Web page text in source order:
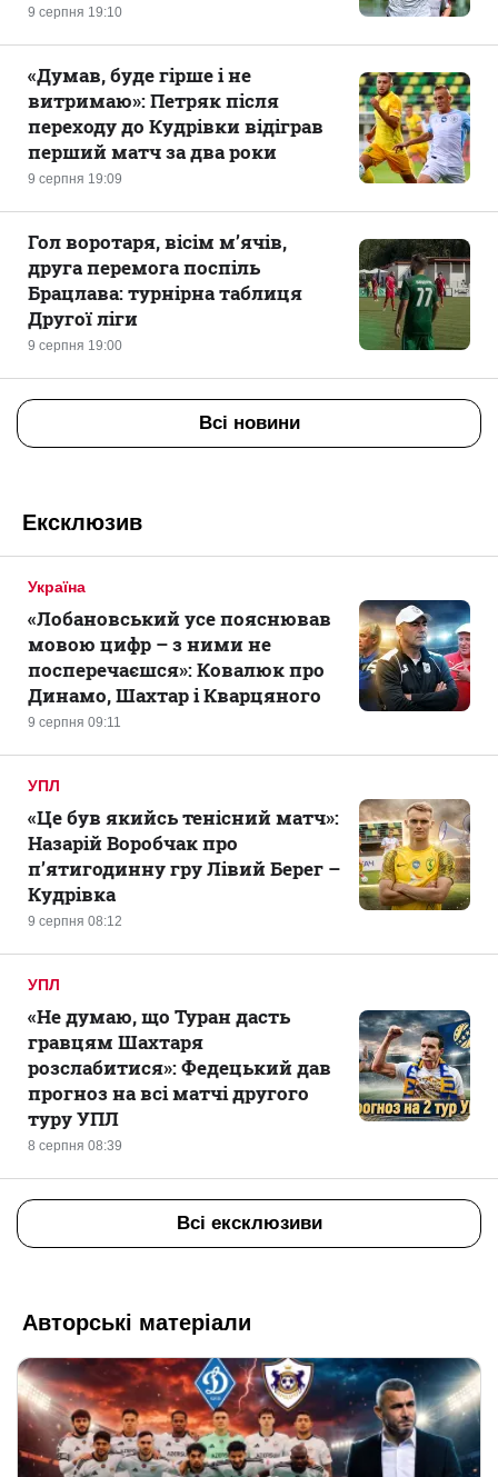
9 серпня 19:10
9 серпня 19:09
«Думав, буде гірше і не
витримаю»: Петряк після
переходу до Кудрівки відіграв
перший матч за два роки
9 серпня 19:00
Гол воротаря, вісім м’ячів,
друга перемога поспіль
Брацлава: турнірна таблиця
Другої ліги
Всі новини
Ексклюзив
Україна
9 серпня 09:11
«Лобановський усе пояснював
мовою цифр – з ними не
посперечаєшся»: Ковалюк про
Динамо, Шахтар і Кварцяного
УПЛ
9 серпня 08:12
«Це був якийсь тенісний матч»:
Назарій Воробчак про
п’ятигодинну гру Лівий Берег –
Кудрівка
УПЛ
8 серпня 08:39
«Не думаю, що Туран дасть
гравцям Шахтаря
розслабитися»: Федецький дав
прогноз на всі матчі другого
туру УПЛ
Всі ексклюзиви
Авторські матеріали